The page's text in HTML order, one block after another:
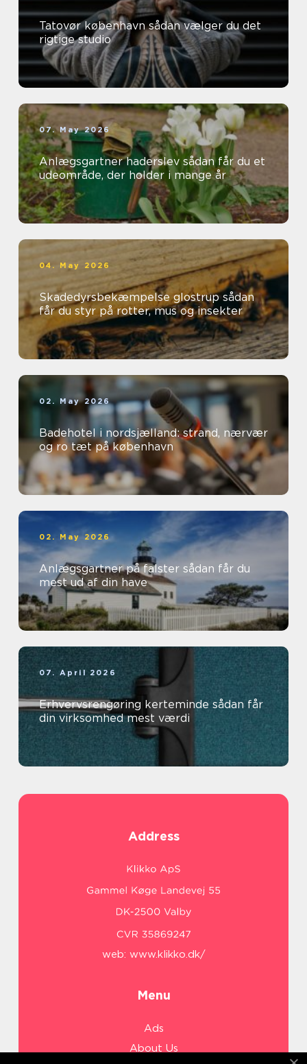
Tatovør københavn sådan vælger du det
rigtige studio
07. May 2026
Anlægsgartner haderslev sådan får du et
udeområde, der holder i mange år
04. May 2026
Skadedyrsbekæmpelse glostrup sådan
får du styr på rotter, mus og insekter
02. May 2026
Badehotel i nordsjælland: strand, nærvær
og ro tæt på københavn
02. May 2026
Anlægsgartner på falster sådan får du
mest ud af din have
07. April 2026
Erhvervsrengøring kerteminde sådan får
din virksomhed mest værdi
Address
web: www.klikko.dk/
Menu
Ads
About Us